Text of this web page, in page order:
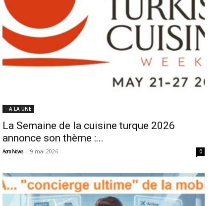
- A LA UNE
La Semaine de la cuisine turque 2026
annonce son thème :...
Aero News - 9 mai 2026 0